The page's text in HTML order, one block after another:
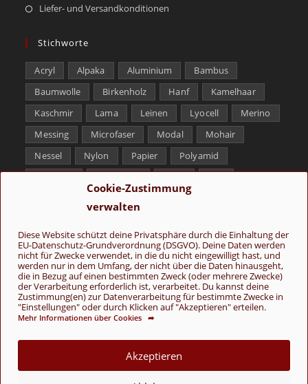
Cookie-Zustimmung
verwalten
Diese Website schützt deine Privatsphäre durch die Einhaltung der
EU-Datenschutz-Grundverordnung (DSGVO). Deine Daten werden
nicht für Zwecke verwendet, in die du nicht eingewilligt hast, und
werden nur in dem Umfang, der nicht über die Daten hinausgeht,
die in Bezug auf einen bestimmten Zweck (oder mehrere Zwecke)
der Verarbeitung erforderlich ist, verarbeitet. Du kannst deine
Zustimmung(en) zur Datenverarbeitung für bestimmte Zwecke in
"Einstellungen" oder durch Klicken auf "Akzeptieren" erteilen.
Mehr Informationen über Cookies ➦
Akzeptieren
Liefer- und Versandkonditionen
Stichworte
Acryl Alpaka Aluminium
Bambus
Baumwolle
Birkenholz Hanf
Kamelhaar
Kaschmir
Lama Leinen Lyocell
Merino
Messing
Microfaser Modal
Mohair
Nessel
Nylon Papier
Polyamid
Folge uns
Über uns
Cookie-Richtlinie (EU)